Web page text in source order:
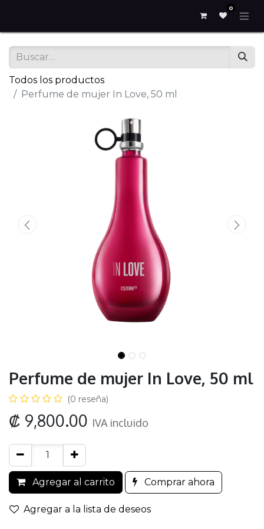
0
Todos los productos
Perfume de mujer In Love, 50 ml
Perfume de mujer In Love, 50 ml
(0 reseña)
₡ 9,800.00 IVA incluido
Agregar al carrito Comprar ahora
Agregar a la lista de deseos